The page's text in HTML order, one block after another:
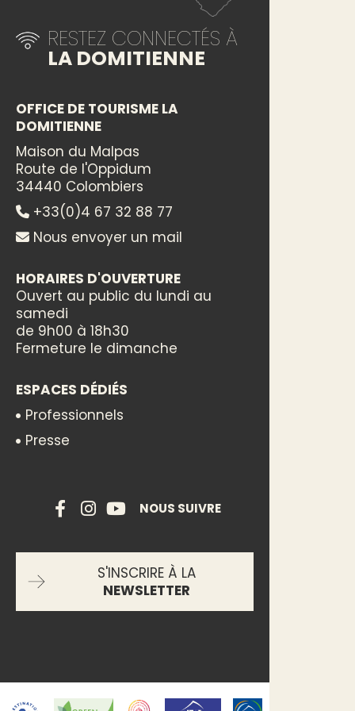
RESTEZ CONNECTÉS À
LA DOMITIENNE
OFFICE DE TOURISME LA
DOMITIENNE
Maison du Malpas
Route de l'Oppidum
34440 Colombiers
+33(0)4 67 32 88 77
Nous envoyer un mail
HORAIRES D'OUVERTURE
Ouvert au public du lundi au
samedi
de 9h00 à 18h30
Fermeture le dimanche
ESPACES DÉDIÉS
Professionnels
Presse
NOUS SUIVRE
S'INSCRIRE À LA
NEWSLETTER